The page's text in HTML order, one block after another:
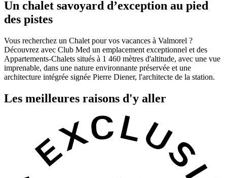
Un chalet savoyard d’exception au pied
des pistes
Vous recherchez un Chalet pour vos vacances à Valmorel ?
Découvrez avec Club Med un emplacement exceptionnel et des
Appartements-Chalets situés à 1 460 mètres d'altitude, avec une vue
imprenable, dans une nature environnante préservée et une
architecture intégrée signée Pierre Diener, l'architecte de la station.
Les meilleures raisons d'y aller